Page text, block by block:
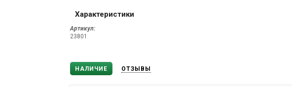
Характеристики
Артикул:
23801
НАЛИЧИЕ ОТЗЫВЫ